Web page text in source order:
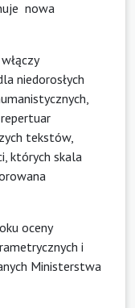
nowa
niedorosłych
tekstów,
których skala
oceny
i
Ministerstwa